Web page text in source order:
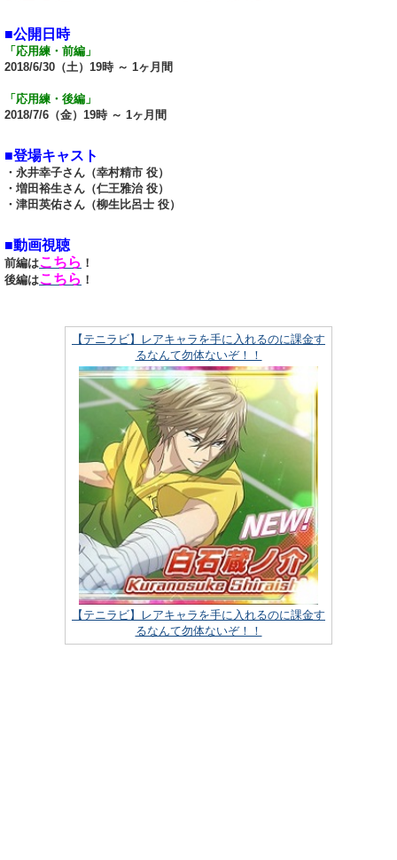
■公開日時
「応用練・前編」
2018/6/30（土）19時 ～ 1ヶ月間
「応用練・後編」
2018/7/6（金）19時 ～ 1ヶ月間
■登場キャスト
・永井幸子さん（幸村精市 役）
・増田裕生さん（仁王雅治 役）
・津田英佑さん（柳生比呂士 役）
■動画視聴
前編はこちら ！
後編はこちら ！
【テニラビ】レアキャラを手に入れるのに課金す
るなんて勿体ないぞ！！
【テニラビ】レアキャラを手に入れるのに課金す
るなんて勿体ないぞ！！